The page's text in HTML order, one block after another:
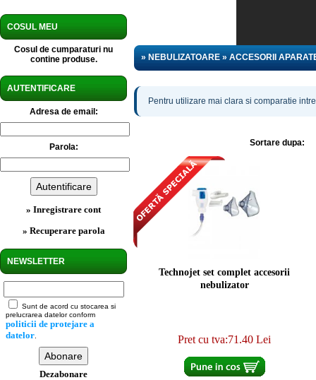
COSUL MEU
Cosul de cumparaturi nu
contine produse.
AUTENTIFICARE
Adresa de email:
Parola:
» Inregistrare cont
» Recuperare parola
NEWSLETTER
Sunt de acord cu stocarea si
prelucrarea datelor conform
politicii de protejare a
datelor
Dezabonare
» NEBULIZATOARE » ACCESORII
Pentru utilizare mai clara si comparatie
Sortare dupa:
Technojet set complet accesorii
nebulizator
Pret cu tva:71.40 Lei